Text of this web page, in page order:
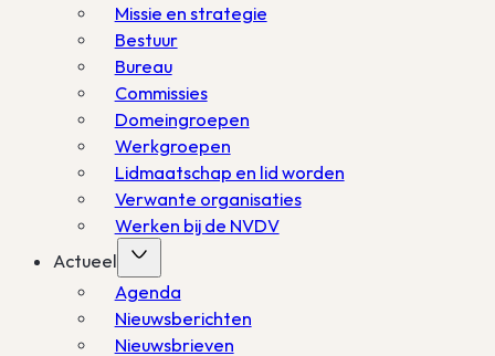
Missie en strategie
Bestuur
Bureau
Commissies
Domeingroepen
Werkgroepen
Lidmaatschap en lid worden
Verwante organisaties
Werken bij de NVDV
Actueel
Agenda
Nieuwsberichten
Nieuwsbrieven